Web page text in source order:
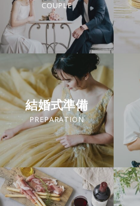
COUPLE
結婚式準備
PREPARATION